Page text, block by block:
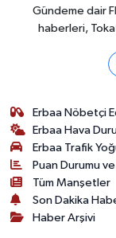
Gündeme dair
haberleri,
Erbaa Nöbetçi
Erbaa Hava
Erbaa Trafik
Puan Durumu
Tüm Manşetler
Son Dakika
Haber Arşivi